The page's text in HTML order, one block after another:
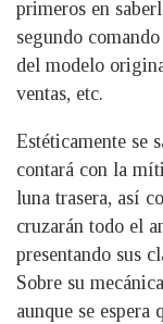
primeros en
segundo
del modelo
ventas, etc.
Estéticamente se
contará con la
luna trasera, así
cruzarán todo el
presentando sus
Sobre su
aunque se espera